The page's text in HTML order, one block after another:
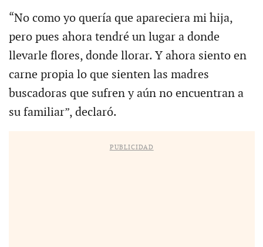
“No como yo quería que apareciera mi hija,
pero pues ahora tendré un lugar a donde
llevarle flores, donde llorar. Y ahora siento en
carne propia lo que sienten las madres
buscadoras que sufren y aún no encuentran a
su familiar”, declaró.
PUBLICIDAD